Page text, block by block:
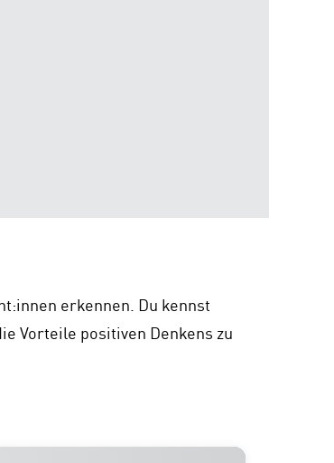
erkennen. Du kennst
Vorteile positiven Denkens zu